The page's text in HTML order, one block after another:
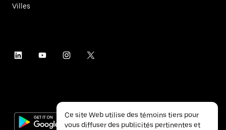
Villes
Ce site Web utilise des témoins tiers pour
vous diffuser des publicités pertinentes et